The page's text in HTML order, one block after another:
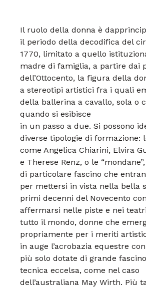
Il ruolo della donna è
il periodo della decodifica del
1770, limitato a quello
madre di famiglia, a partire dai
dell’Ottocento, la figura della
a stereotipi artistici fra i quali
della ballerina a cavallo, sola o
quando si esibisce
in un passo a due. Si possono
diverse tipologie di formazione:
come Angelica Chiarini, Elvira
e Therese Renz, o le
di particolare fascino che
per mettersi in vista nella bella
primi decenni del Novecento
affermarsi nelle piste e nei
tutto il mondo, donne che
propriamente per i meriti
in auge l’acrobazia equestre
più solo dotate di grande fascino
tecnica eccelsa, come nel caso
dell’australiana May Wirth. Più